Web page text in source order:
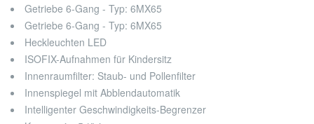
Getriebe 6-Gang - Typ: 6MX65
Getriebe 6-Gang - Typ: 6MX65
Heckleuchten LED
ISOFIX-Aufnahmen für Kindersitz
Innenraumfilter: Staub- und Pollenfilter
Innenspiegel mit Abblendautomatik
Intelligenter Geschwindigkeits-Begrenzer